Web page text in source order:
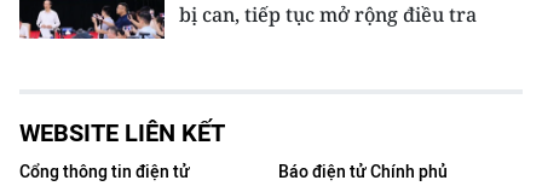
bị can, tiếp tục mở rộng điều tra
WEBSITE LIÊN KẾT
Cổng thông tin điện tử
Báo điện tử Chính phủ